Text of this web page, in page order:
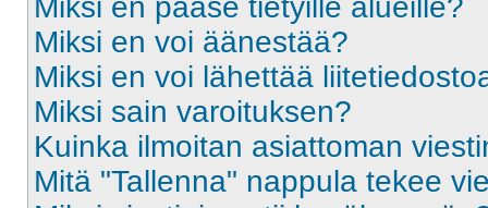
Miksi en pääse tietyille alueille?
Miksi en voi äänestää?
Miksi en voi lähettää
Miksi sain varoituksen?
Kuinka ilmoitan asiattoman
Mitä "Tallenna" nappula tekee